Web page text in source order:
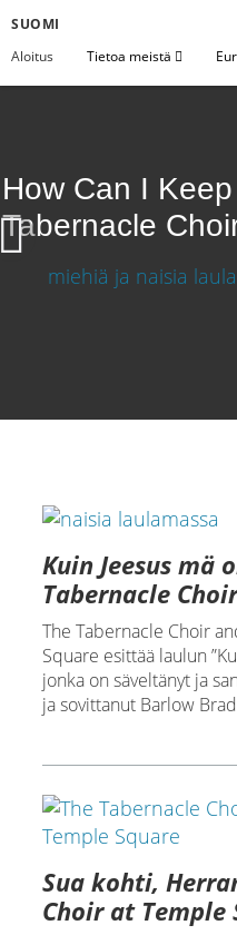
SUOMI
Aloitus
Tietoa meistä
How Can I
Tabernacle
Kuin Jeesus mä
Tabernacle
The Tabernacle Choir
Square esittää laulun
jonka on säveltänyt ja
ja sovittanut Barlow
Sua kohti,
Choir at Temple